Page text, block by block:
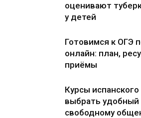
оценивают
у детей
Готовимся к ОГЭ
онлайн: план,
приёмы
Курсы
выбрать удобный
свободному